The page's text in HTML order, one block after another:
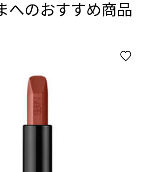
へのおすすめ商品